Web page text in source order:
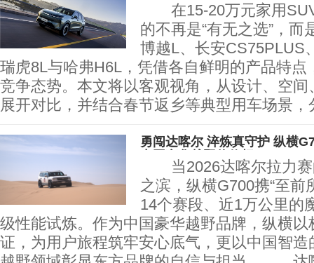
在15-20万元家用
的不再是“有无之选”，而
博越L、长安CS75PLUS
瑞虎8L与哈弗H6L，凭借各自鲜明的产品特点
竞争态势。本文将以客观视角，从设计、空
展开对比，并结合春节返乡等典型用车场景，
勇闯达喀尔 淬炼真守护 纵横
中国豪华越野价值标
当2026达喀尔拉力赛
之滨，纵横G700携“至前
14个赛段、近1万公里的
级性能试炼。作为中国豪华越野品牌，纵横
证，为用户旅程筑牢安心底气，更以中国智